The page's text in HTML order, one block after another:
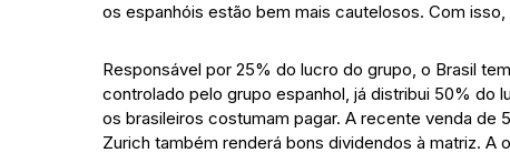
os espanhóis estão bem mais cautelosos. Com
Responsável por 25% do lucro do grupo, o Brasil
controlado pelo grupo espanhol, já distribui 50% do
os brasileiros costumam pagar. A recente venda de
Zurich também renderá bons dividendos à matriz. A